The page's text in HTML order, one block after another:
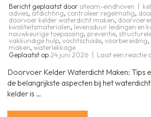
Bericht geplaatst door ateam-eindhoven
advies, afdichting, controleer regelmatig,
doorvoer kelder waterdicht maken,
kwaliteitsmaterialen, levensduur leidingen en
nauwkeurige toepassing, preventie,
vakkundige hulp,vochtschade, voorbereiding,
maken, waterlekkage
Geplaatst op 24 juni 2026 Laat een reactie
Doorvoer Kelder Waterdicht Maken: Tips
de belangrijkste aspecten bij het
kelder is …